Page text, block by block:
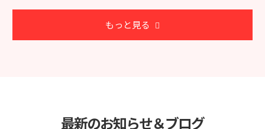
もっと見る
最新のお知らせ＆ブログ